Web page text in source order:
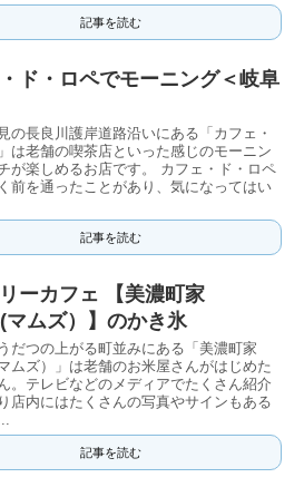
記事を読む
ド・ロペでモーニング＜岐阜
の長良川護岸道路沿いにある「カフェ・
は老舗の喫茶店といった感じのモーニン
が楽しめるお店です。 カフェ・ド・ロペ
前を通ったことがあり、気になってはい
記事を読む
ーカフェ 【美濃町家
マムズ）】のかき氷
だつの上がる町並みにある「美濃町家
ムズ）」は老舗のお米屋さんがはじめた
。テレビなどのメディアでたくさん紹介
店内にはたくさんの写真やサインもある
記事を読む